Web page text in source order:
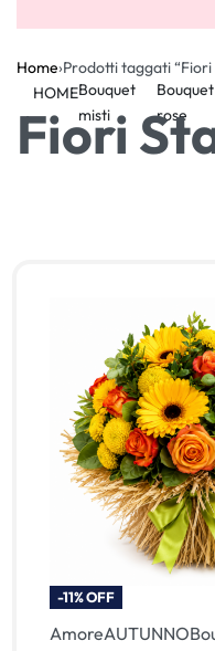
HOMEBouquet
misti
Bouquet
rose
Home›Prodotti taggati “Fiori
Fiori
-11% OFF
AmoreAUTUNNO